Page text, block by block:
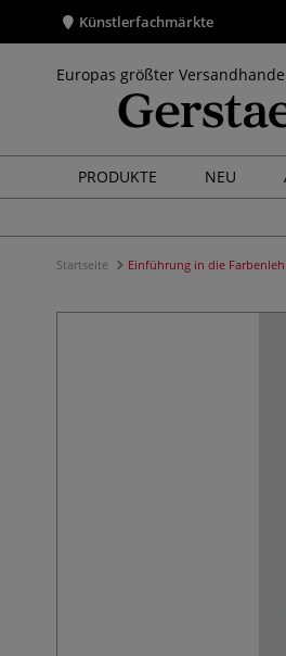
Künstlerfachmärkte
Europas größter
PRODUKTE NEU
Startseite Einführung in die